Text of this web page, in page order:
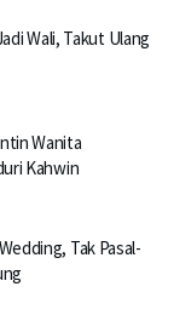
Wali, Takut Ulang
Wanita
Kahwin
Tak Pasal-